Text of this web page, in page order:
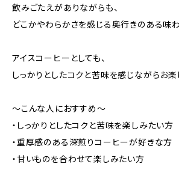
飲みごたえがありながらも、
どこかやわらかさを感じる奥行きのある味わ
アイスコーヒーとしても、
しっかりとしたコクと苦味を感じながらお楽
〜こんな人におすすめ〜
・しっかりとしたコクと苦味を楽しみたい方
・重厚感のある深煎りコーヒーが好きな方
・甘いものを合わせて楽しみたい方